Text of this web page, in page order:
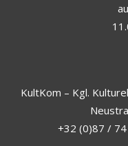
KultKom – Kgl.
+32 (0)87 /